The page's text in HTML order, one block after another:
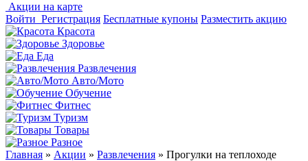
Акции на карте
Войти Регистрация Бесплатные купоны Разместить акцию
Красота
Здоровье
Еда
Развлечения
Авто/Мото
Обучение
Фитнес
Туризм
Товары
Разное
Главная » Акции » Развлечения » Прогулки на теплоходе